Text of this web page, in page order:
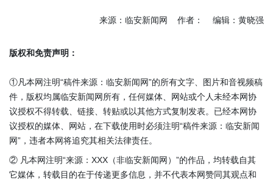
来源：临安新闻网 作者： 编辑：黄晓强
版权和免责声明：
①凡本网注明“稿件来源：临安新闻网”的所有文字、图片和音视频稿
件，版权均属临安新闻网所有，任何媒体、网站或个人未经本网协
议授权不得转载、链接、转贴或以其他方式复制发表。已经本网协
议授权的媒体、网站，在下载使用时必须注明“稿件来源：临安新闻
网”，违者本网将追究其相关法律责任。
② 凡本网注明“来源：XXX（非临安新闻网）”的作品，均转载自其
它媒体，转载目的在于传递更多信息，并不代表本网赞同其观点和